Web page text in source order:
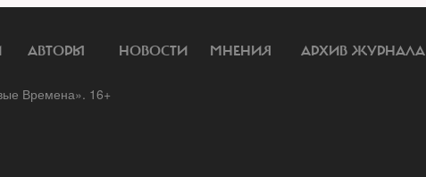
АВТОРЫ НОВОСТИ МНЕНИЯ АРХИВ ЖУРНАЛА
Времена». 16+